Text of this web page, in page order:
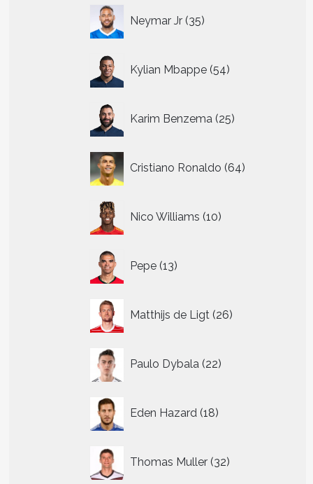
Neymar Jr 35
producten
Kylian Mbappe 54
producten
Karim Benzema 25
producten
Cristiano Ronaldo 64
producten
Nico Williams 10
producten
Pepe 13
producten
Matthijs de Ligt 26
producten
Paulo Dybala 22
producten
Eden Hazard 18
producten
Thomas Muller 32
producten